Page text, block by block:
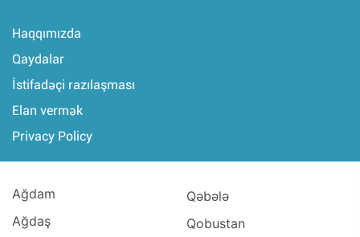
Haqqımızda
Qaydalar
İstifadəçi razılaşması
Elan vermək
Privacy Policy
Ağdam
Ağdaş
Qəbələ
Qobustan